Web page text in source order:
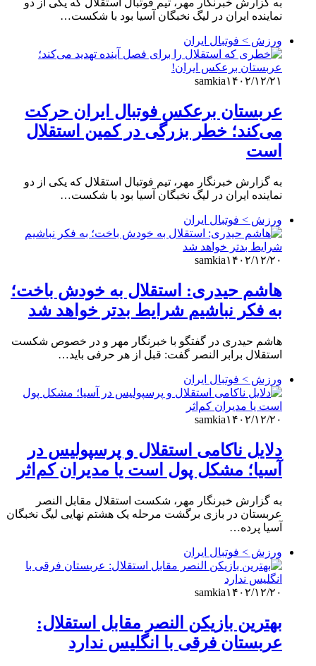
به گزارش خبرنگار مهر، تیم فوتبال استقلال که یکی از دو
نماینده ایران در لیگ نخبگان آسیا بود با شکست…
ورزش > فوتبال ایران
samkia۱۴۰۲/۱۲/۲۱
عربستان برعکس فوتبال ایران حرکت
می‌کند؛ خطر بزرگی در کمین استقلال
است
به گزارش خبرنگار مهر، تیم فوتبال استقلال که یکی از دو
نماینده ایران در لیگ نخبگان آسیا بود با شکست…
ورزش > فوتبال ایران
samkia۱۴۰۲/۱۲/۲۰
هاشم حیدری: استقلال به خودش باخت؛
به فکر نباشیم شرایط بدتر خواهد شد
هاشم حیدری در گفتگو با خبرنگار مهر و در خصوص شکست
استقلال برابر النصر گفت: قبل از هر حرفی باید…
ورزش > فوتبال ایران
samkia۱۴۰۲/۱۲/۲۰
دلایل ناکامی استقلال و پرسپولیس در
آسیا؛ مشکل پول است یا مدیران کم‌اثر
به گزارش خبرنگار مهر، شکست استقلال مقابل النصر
عربستان در بازی برگشت مرحله یک هشتم نهایی لیگ نخبگان
آسیا پرده…
ورزش > فوتبال ایران
samkia۱۴۰۲/۱۲/۲۰
بهترین بازیکن النصر مقابل استقلال:
عربستان فرقی با انگلیس ندارد